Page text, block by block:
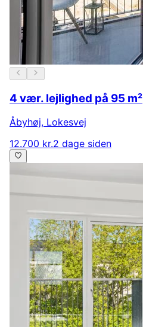
4 vær. lejlighed på 95 m²
Åbyhøj, Lokesvej
12.700 kr.2 dage siden